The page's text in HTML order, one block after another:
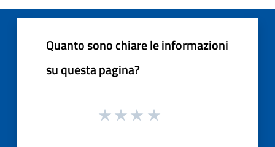
Quanto sono chiare le informazioni
su questa pagina?